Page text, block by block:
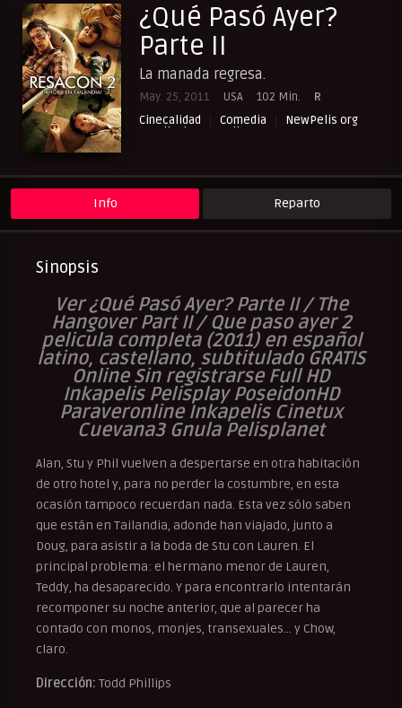
¿Qué Pasó Ayer?
Parte II
La manada regresa.
May. 25, 2011 USA 102 Min.
R
Cinecalidad
Comedia
NewPelis org
Peliculas Castellano
RepelisHD.TV
UltraPelisHD
Info Reparto
Sinopsis
Ver ¿Qué Pasó Ayer? Parte II / The
Hangover Part II / Que paso ayer 2
pelicula completa (2011) en español
latino, castellano, subtitulado GRATIS
Online Sin registrarse Full HD
Inkapelis Pelisplay PoseidonHD
Paraveronline Inkapelis Cinetux
Cuevana3 Gnula Pelisplanet
Alan, Stu y Phil vuelven a despertarse en otra habitación
de otro hotel y, para no perder la costumbre, en esta
ocasión tampoco recuerdan nada. Esta vez sólo saben
que están en Tailandia, adonde han viajado, junto a
Doug, para asistir a la boda de Stu con Lauren. El
principal problema: el hermano menor de Lauren,
Teddy, ha desaparecido. Y para encontrarlo intentarán
recomponer su noche anterior, que al parecer ha
contado con monos, monjes, transexuales… y Chow,
claro.
Dirección: Todd Phillips